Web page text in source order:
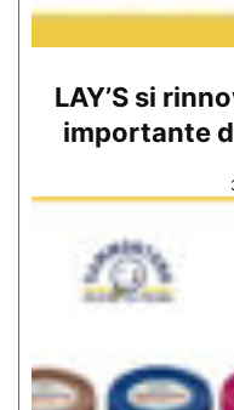
LAY’S si
importante